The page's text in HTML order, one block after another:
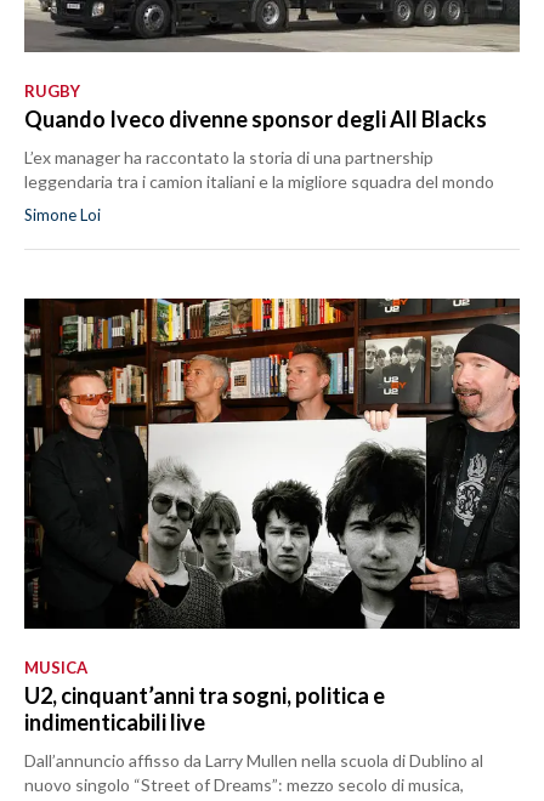
RUGBY
Quando Iveco divenne sponsor degli All Blacks
L’ex manager ha raccontato la storia di una partnership
leggendaria tra i camion italiani e la migliore squadra del mondo
Simone Loi
MUSICA
U2, cinquant’anni tra sogni, politica e
indimenticabili live
Dall’annuncio affisso da Larry Mullen nella scuola di Dublino al
nuovo singolo “Street of Dreams”: mezzo secolo di musica,